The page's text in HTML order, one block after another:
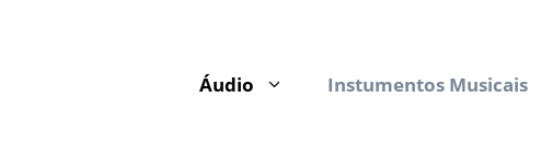
Áudio Instumentos Musicais